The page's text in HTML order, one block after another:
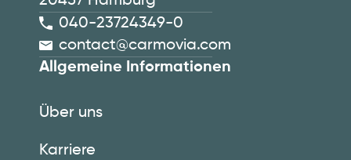
040-23724349-0
contact@carmovia.com
Allgemeine Informationen
Über uns
Karriere